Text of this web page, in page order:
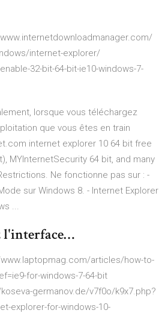
internet-explorer/
32-bit-64-bit-ie10-windows-7-
lorsque vous téléchargez
que vous êtes en train
internet explorer 10 64 bit free
MYInternetSecurity 64 bit, and many
Ne fonctionne pas sur : -
sur Windows 8. - Internet Explorer
...
l'interface…
articles/how-to-
for-windows-7-64-bit
germanov.de/v7f0o/k9x7.php?
explorer-for-windows-10-